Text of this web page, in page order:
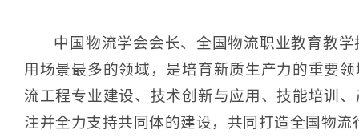
中国物流学会会长、全国物流职业教育教
用场景最多的领域，是培育新质生产力的重要
流工程专业建设、技术创新与应用、技能培训
注并全力支持共同体的建设，共同打造全国物